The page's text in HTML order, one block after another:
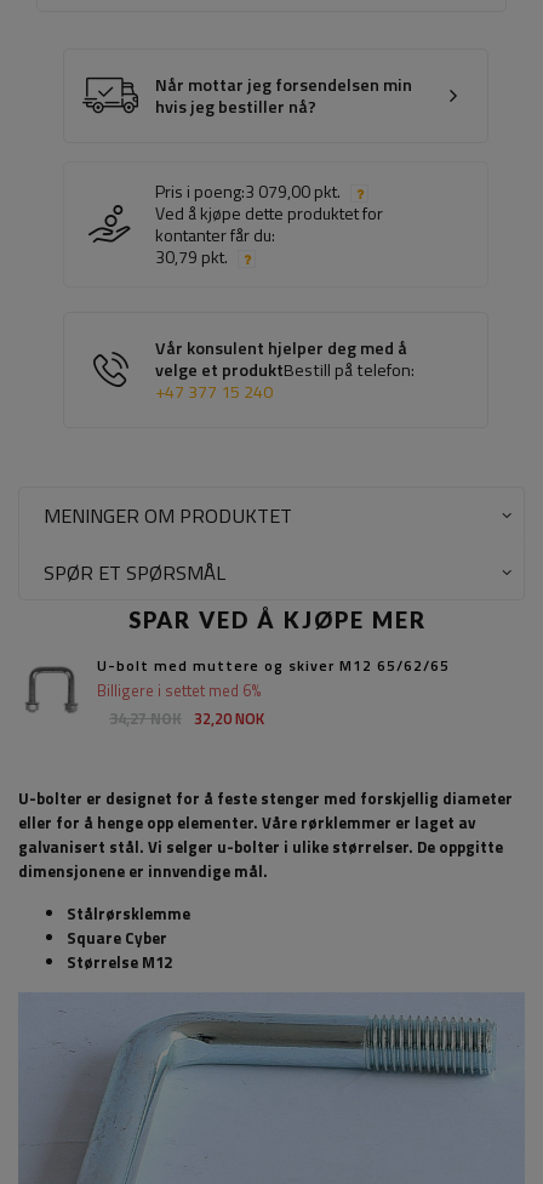
Når mottar jeg forsendelsen min
hvis jeg bestiller nå?
Pris i poeng:3 079,00 pkt.
Ved å kjøpe dette produktet for
kontanter får du:
30,79 pkt.
Vår konsulent hjelper deg med å
velge et produktBestill på telefon:
+47 377 15 240
MENINGER OM PRODUKTET
SPØR ET SPØRSMÅL
SPAR VED Å KJØPE MER
U-bolt med muttere og skiver M12 65/62/65
34,27 NOK 32,20 NOK
Billigere i settet med 6%
U-bolter er designet for å feste stenger med forskjellig diameter
eller for å henge opp elementer. Våre rørklemmer er laget av
galvanisert stål. Vi selger u-bolter i ulike størrelser. De oppgitte
dimensjonene er innvendige mål.
Stålrørsklemme
Square Cyber
Størrelse M12